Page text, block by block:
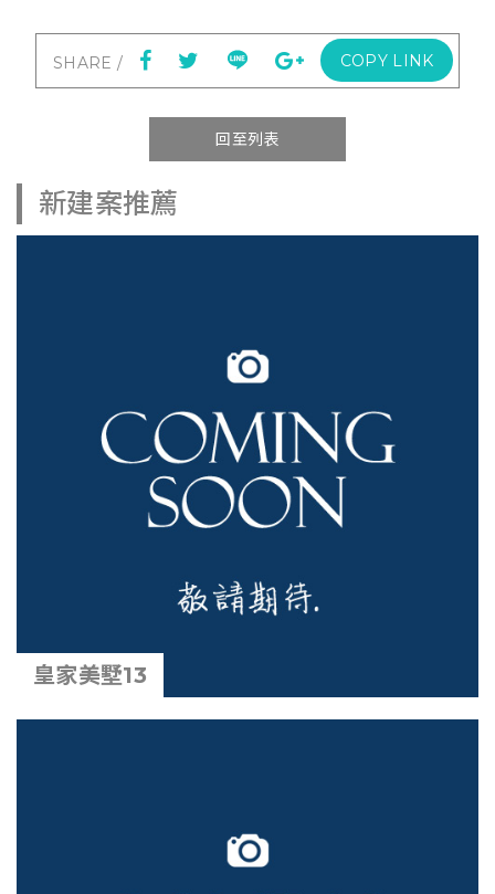
COPY LINK
回至列表
新建案推薦
皇家美墅13